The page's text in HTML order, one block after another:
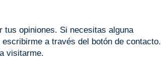
opiniones. Si necesitas alguna
a través del botón de contacto.
visitarme.